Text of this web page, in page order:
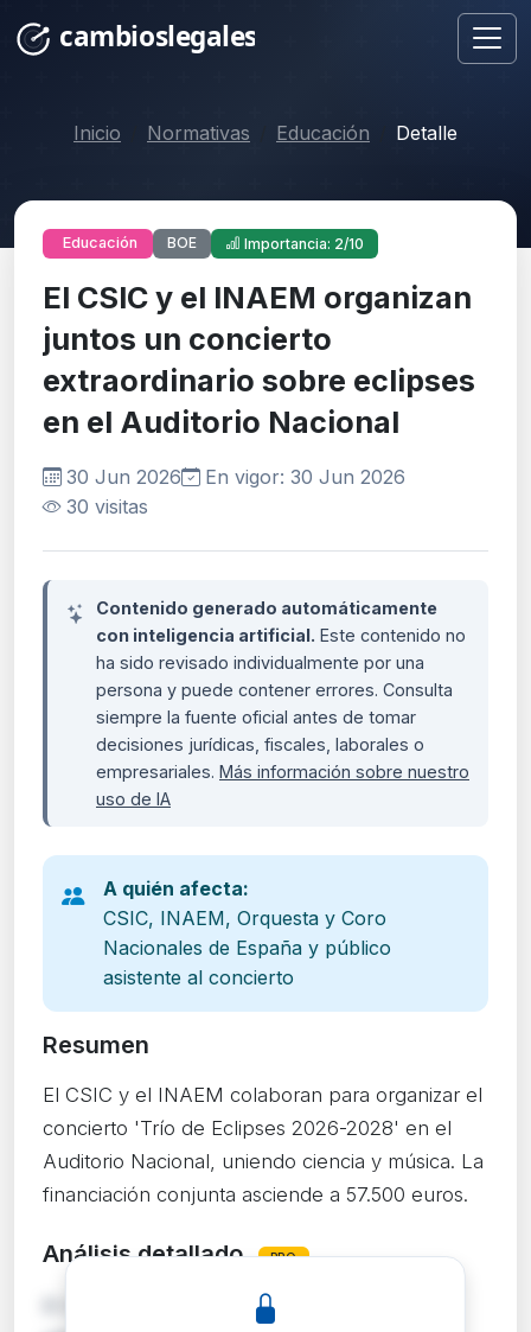
Inicio Normativas Educación Detalle
Educación BOE Importancia: 2/10
El CSIC y el INAEM organizan
juntos un concierto
extraordinario sobre eclipses
en el Auditorio Nacional
30 Jun 2026
En vigor: 30 Jun 2026
30 visitas
Contenido generado automáticamente
con inteligencia artificial. Este contenido no
ha sido revisado individualmente por una
persona y puede contener errores. Consulta
siempre la fuente oficial antes de tomar
decisiones jurídicas, fiscales, laborales o
empresariales. Más información sobre nuestro
uso de IA
A quién afecta:
CSIC, INAEM, Orquesta y Coro
Nacionales de España y público
asistente al concierto
Resumen
El CSIC y el INAEM colaboran para organizar el
concierto 'Trío de Eclipses 2026-2028' en el
Auditorio Nacional, uniendo ciencia y música. La
financiación conjunta asciende a 57.500 euros.
Análisis detallado PRO
El CSIC y el INAEM formalizan un convenio